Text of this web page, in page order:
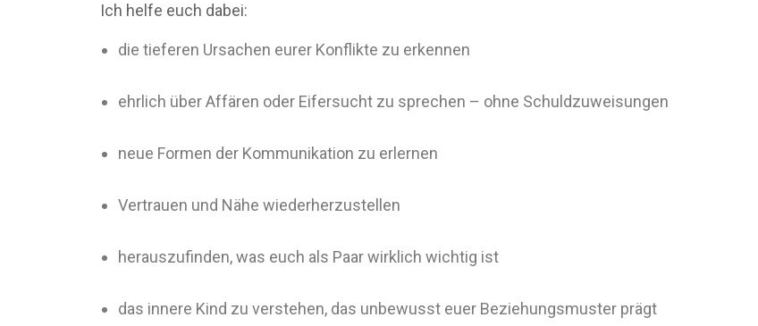
Ich helfe euch dabei:
die tieferen Ursachen eurer Konflikte zu erkennen
ehrlich über Affären oder Eifersucht zu sprechen – ohne Schuldzuweisungen
neue Formen der Kommunikation zu erlernen
Vertrauen und Nähe wiederherzustellen
herauszufinden, was euch als Paar wirklich wichtig ist
das innere Kind zu verstehen, das unbewusst euer Beziehungsmuster prägt